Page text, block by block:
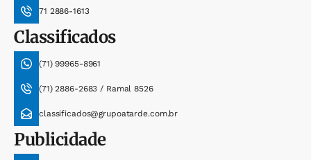
71 2886-1613
Classificados
(71) 99965-8961
(71) 2886-2683 / Ramal 8526
classificados@grupoatarde.com.br
Publicidade